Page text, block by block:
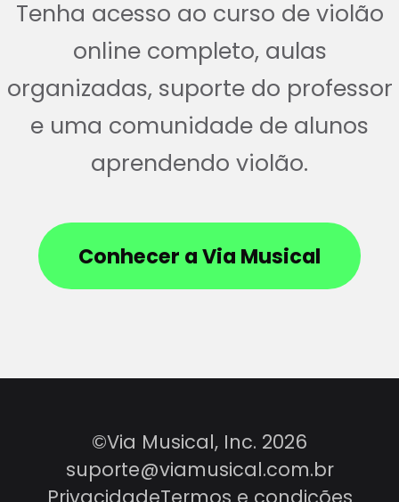
Tenha acesso ao curso de violão
online completo, aulas
organizadas, suporte do professor
e uma comunidade de alunos
aprendendo violão.
Conhecer a Via Musical
©Via Musical, Inc. 2026
suporte@viamusical.com.br